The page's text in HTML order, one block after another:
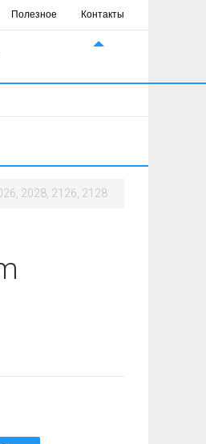
Полезное Контакты
2028, 2126, 2128